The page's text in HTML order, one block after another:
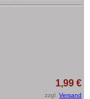
1,99 €
zzgl. Versand